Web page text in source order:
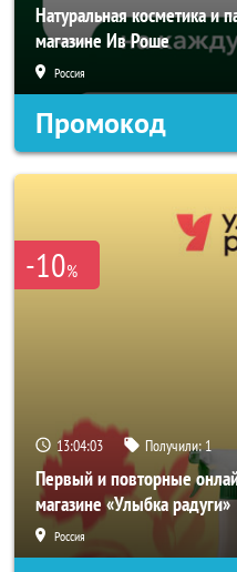
Натуральная косметика и
магазине Ив Роше
Россия
Промокод
-10%
13:04:01 Получили:1
Первый и повторные
магазине «Улыбка радуги»
Россия